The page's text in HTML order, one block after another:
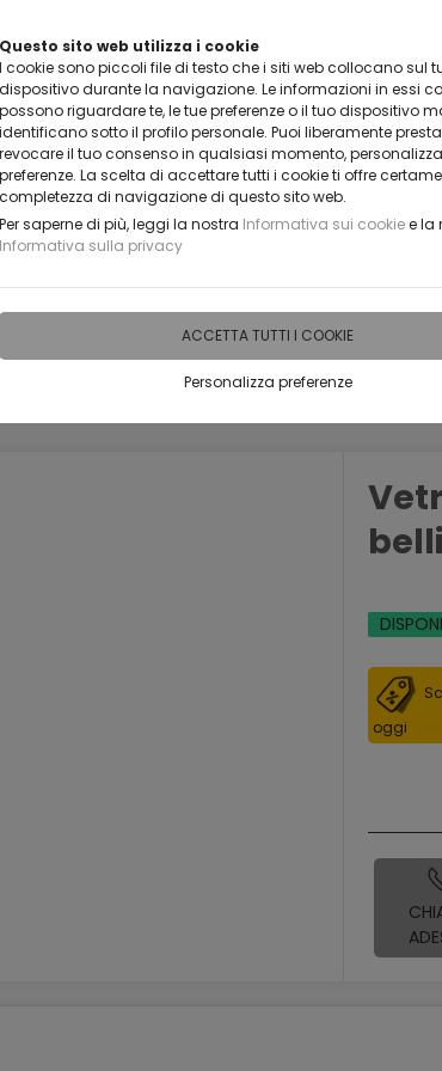
Questo sito web utilizza i cookie
I cookie sono piccoli file di testo che i siti web collocano sul
dispositivo durante la navigazione. Le informazioni in essi
possono riguardare te, le tue preferenze o il tuo dispositivo
identificano sotto il profilo personale. Puoi liberamente
revocare il tuo consenso in qualsiasi momento,
preferenze. La scelta di accettare tutti i cookie ti offre
completezza di navigazione di questo sito web.
Per saperne di più, leggi la nostra Informativa sui cookiee la
Informativa sulla privacy
ACCETTA TUTTI I COOKIE
Personalizza preferenze
IDEE PERSONALIZZABILI RECENSIONI
oggi